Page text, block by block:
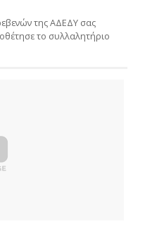
της ΑΔΕΔΥ σας
το συλλαλητήριο